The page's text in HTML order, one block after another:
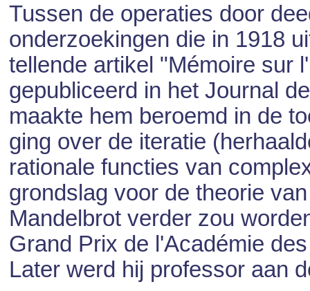
Tussen de operaties door
onderzoekingen die in 1918
tellende artikel "Mémoire sur
gepubliceerd in het Journal
maakte hem beroemd in de
ging over de iteratie
rationale functies van
grondslag voor de theorie
Mandelbrot verder zou
Grand Prix de l'Académie
Later werd hij professor aan